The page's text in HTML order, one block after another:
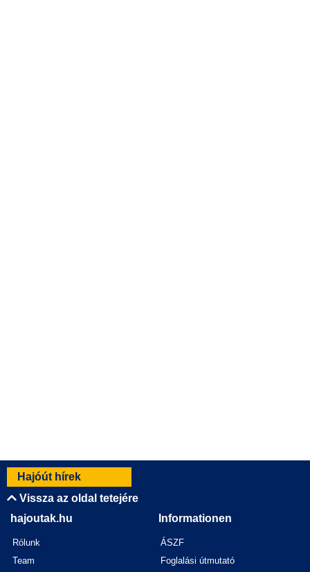
Hajóút hírek
Vissza az oldal tetejére
hajoutak.hu
Rólunk
Team
Informationen
ÁSZF
Foglalási útmutató